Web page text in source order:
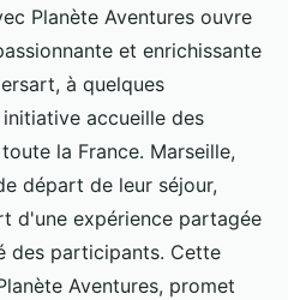
Planète Aventures ouvre
et enrichissante
à quelques
accueille des
la France. Marseille,
départ de leur séjour,
d'une expérience partagée
des participants. Cette
Aventures, promet